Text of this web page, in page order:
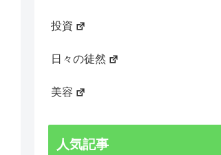
投資
日々の徒然
美容
人気記事